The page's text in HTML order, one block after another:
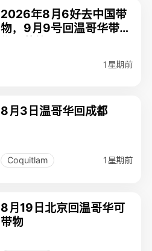
2026年8月6好去中国带
物，9月9号回温哥华带
1星期前
8月3日温哥华回成都
Coquitlam 1星期前
8月19日北京回温哥华可
带物